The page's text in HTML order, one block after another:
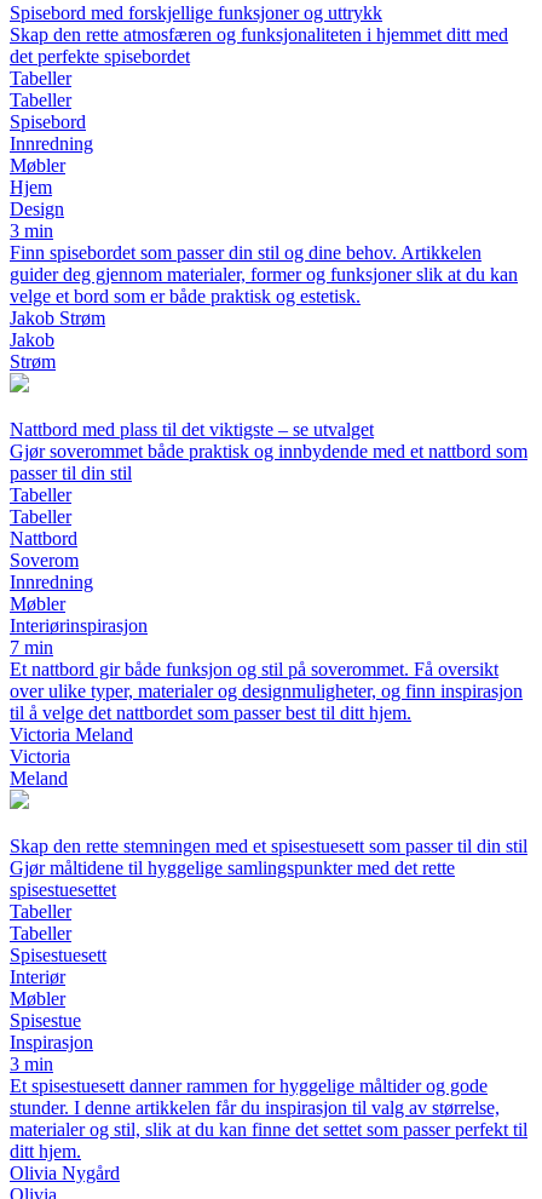
Spisebord med forskjellige funksjoner og uttrykk
Skap den rette atmosfæren og funksjonaliteten i hjemmet ditt med
det perfekte spisebordet
Tabeller
Tabeller
Spisebord
Innredning
Møbler
Hjem
Design
3 min
Finn spisebordet som passer din stil og dine behov. Artikkelen
guider deg gjennom materialer, former og funksjoner slik at du kan
velge et bord som er både praktisk og estetisk.
Jakob Strøm
Jakob
Strøm
Nattbord med plass til det viktigste – se utvalget
Gjør soverommet både praktisk og innbydende med et nattbord som
passer til din stil
Tabeller
Tabeller
Nattbord
Soverom
Innredning
Møbler
Interiørinspirasjon
7 min
Et nattbord gir både funksjon og stil på soverommet. Få oversikt
over ulike typer, materialer og designmuligheter, og finn inspirasjon
til å velge det nattbordet som passer best til ditt hjem.
Victoria Meland
Victoria
Meland
Skap den rette stemningen med et spisestuesett som passer til din stil
Gjør måltidene til hyggelige samlingspunkter med det rette
spisestuesettet
Tabeller
Tabeller
Spisestuesett
Interiør
Møbler
Spisestue
Inspirasjon
3 min
Et spisestuesett danner rammen for hyggelige måltider og gode
stunder. I denne artikkelen får du inspirasjon til valg av størrelse,
materialer og stil, slik at du kan finne det settet som passer perfekt til
ditt hjem.
Olivia Nygård
Olivia